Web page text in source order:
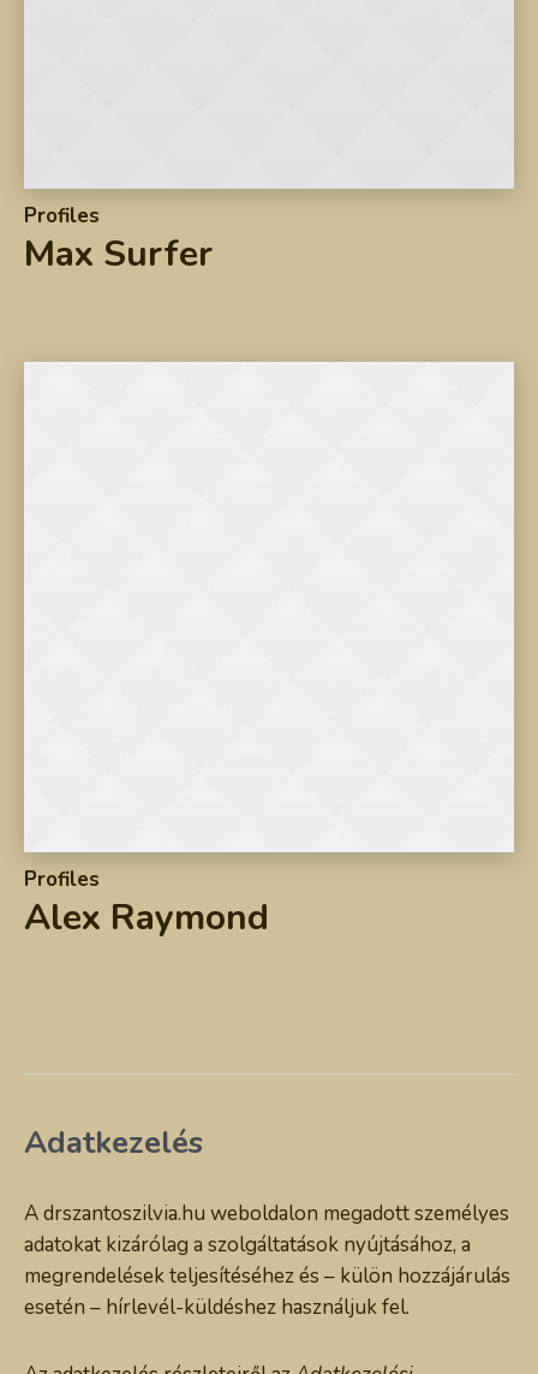
Profiles
Max Surfer
Profiles
Alex Raymond
Adatkezelés
A drszantoszilvia.hu weboldalon megadott személyes
adatokat kizárólag a szolgáltatások nyújtásához, a
megrendelések teljesítéséhez és – külön hozzájárulás
esetén – hírlevél-küldéshez használjuk fel.